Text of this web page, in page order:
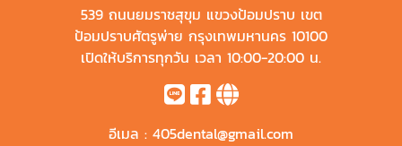
539 ถนนยมราชสุขุม แขวงป้อมปราบ เขต
ป้อมปราบศัตรูพ่าย กรุงเทพมหานคร 10100
เปิดให้บริการทุกวัน เวลา 10:00-20:00 น.
อีเมล : 405dental@gmail.com